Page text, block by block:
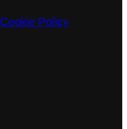
Cookie Policy